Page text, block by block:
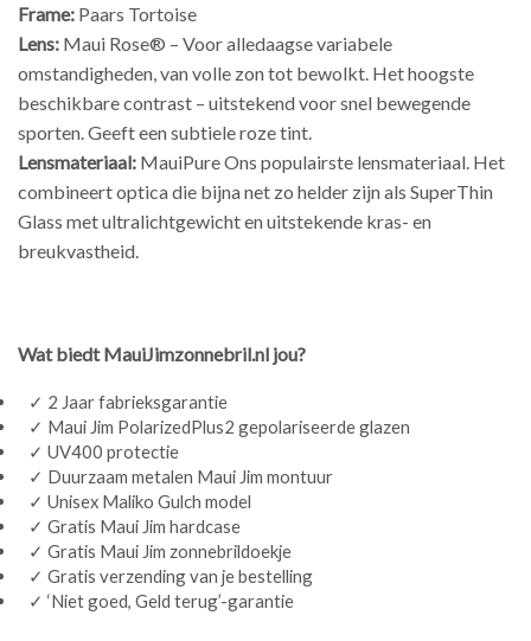
Frame: Paars Tortoise
Lens: Maui Rose® – Voor alledaagse variabele
omstandigheden, van volle zon tot bewolkt. Het hoogste
beschikbare contrast – uitstekend voor snel bewegende
sporten. Geeft een subtiele roze tint.
Lensmateriaal: MauiPure Ons populairste lensmateriaal. Het
combineert optica die bijna net zo helder zijn als SuperThin
Glass met ultralichtgewicht en uitstekende kras- en
breukvastheid.
Wat biedt MauiJimzonnebril.nl jou?
✓ 2 Jaar fabrieksgarantie
✓ Maui Jim PolarizedPlus2 gepolariseerde glazen
✓ UV400 protectie
✓ Duurzaam metalen Maui Jim montuur
✓ Unisex Maliko Gulch model
✓ Gratis Maui Jim hardcase
✓ Gratis Maui Jim zonnebrildoekje
✓ Gratis verzending van je bestelling
✓ ‘Niet goed, Geld terug’-garantie